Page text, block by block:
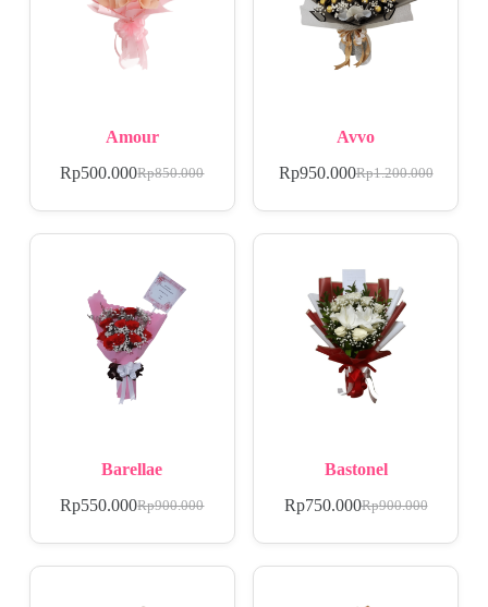
Amour
Rp850.000
Rp500.000
Avvo
Rp1.200.000
Rp950.000
Barellae
Rp900.000
Rp550.000
Bastonel
Rp900.000
Rp750.000